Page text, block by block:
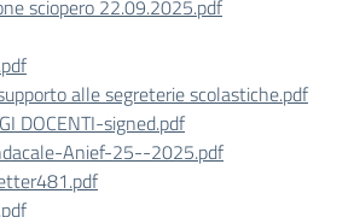
sciopero 22.09.2025.pdf
alle segreterie scolastiche.pdf
DOCENTI-signed.pdf
Anief-25--2025.pdf